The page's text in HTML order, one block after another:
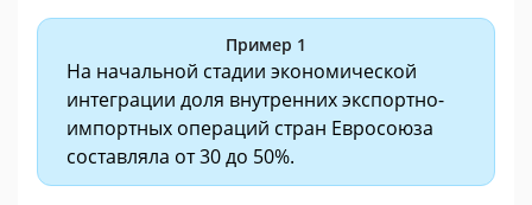
Пример 1
На начальной стадии экономической
интеграции доля внутренних экспортно-
импортных операций стран Евросоюза
составляла от 30 до 50%.